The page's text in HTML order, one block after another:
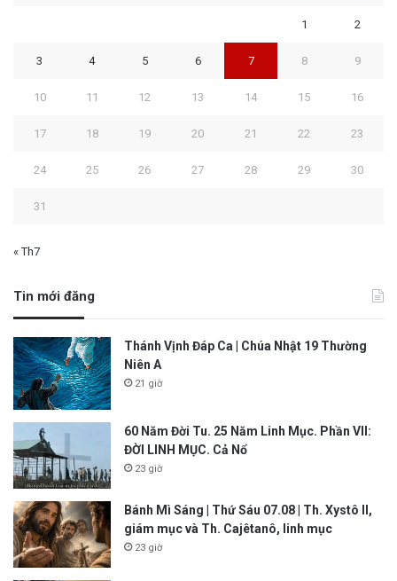
1 2
3 4 5 6 7 8 9
10 11 12 13 14 15 16
17 18 19 20 21 22 23
24 25 26 27 28 29 30
31
« Th7
Tin mới đăng
Thánh Vịnh Đáp Ca | Chúa Nhật 19 Thường
Niên A
21 giờ
60 Năm Đời Tu. 25 Năm Linh Mục. Phần VII:
ĐỜI LINH MỤC. Cả Nổ
23 giờ
Bánh Mì Sáng | Thứ Sáu 07.08 | Th. Xystô II,
giám mục và Th. Cajêtanô, linh mục
23 giờ